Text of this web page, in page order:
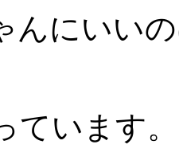
んにいい
ています。